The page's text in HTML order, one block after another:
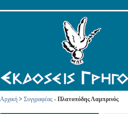
Αρχική > Συγγραφέας - Πλατυπόδης Λαμπρινός